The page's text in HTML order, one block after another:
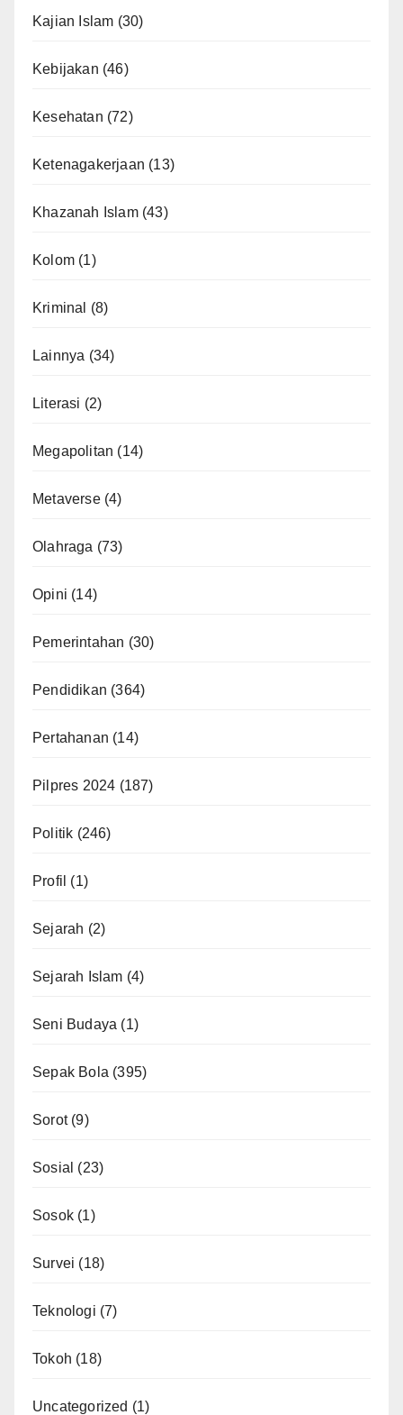
Kajian Islam (30)
Kebijakan (46)
Kesehatan (72)
Ketenagakerjaan (13)
Khazanah Islam(43)
Kolom (1)
Kriminal (8)
Lainnya (34)
Literasi (2)
Megapolitan (14)
Metaverse(4)
Olahraga (73)
Opini (14)
Pemerintahan (30)
Pendidikan (364)
Pertahanan (14)
Pilpres 2024 (187)
Politik (246)
Profil (1)
Sejarah (2)
Sejarah Islam (4)
Seni Budaya (1)
Sepak Bola (395)
Sorot(9)
Sosial (23)
Sosok (1)
Survei (18)
Teknologi (7)
Tokoh (18)
Uncategorized (1)